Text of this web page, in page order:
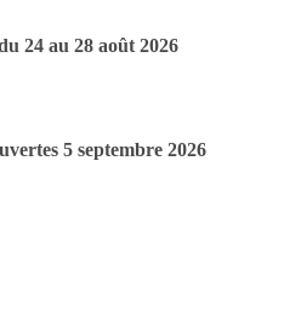
24 au 28 août 2026
5 septembre 2026